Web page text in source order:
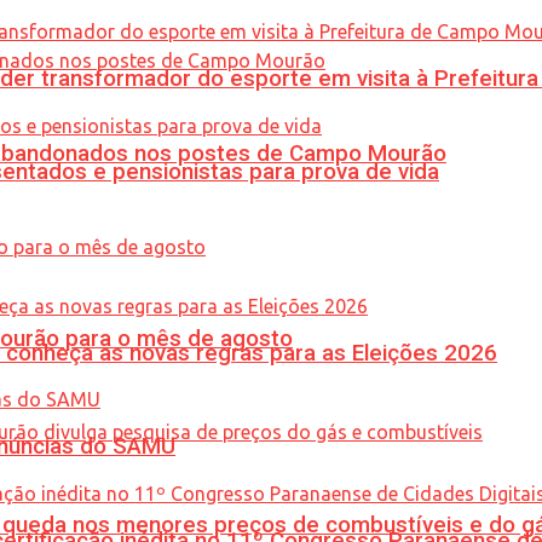
nos postes de Campo Mourão
para o mês de agosto
nos menores preços de combustíveis e do
transformador do esporte em visita à
e pensionistas para prova de vida
as novas regras para as Eleições 2026
do SAMU